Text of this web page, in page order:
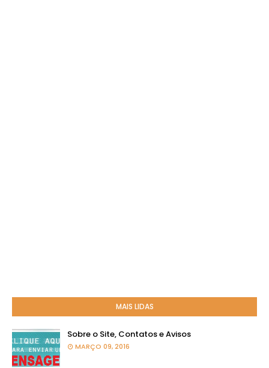
MAIS LIDAS
Sobre o Site, Contatos e Avisos
MARÇO 09, 2016